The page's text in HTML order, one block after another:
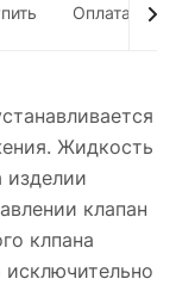
Оплата
Жидкость
изделии
клапан
клпана
исключительно